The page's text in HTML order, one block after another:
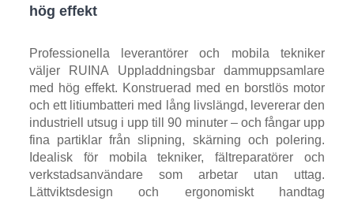
hög effekt
Professionella leverantörer och mobila tekniker
väljer RUINA Uppladdningsbar dammuppsamlare
med hög effekt. Konstruerad med en borstlös motor
och ett litiumbatteri med lång livslängd, levererar den
industriell utsug i upp till 90 minuter – och fångar upp
fina partiklar från slipning, skärning och polering.
Idealisk för mobila tekniker, fältreparatörer och
verkstadsanvändare som arbetar utan uttag.
Lättviktsdesign och ergonomiskt handtag